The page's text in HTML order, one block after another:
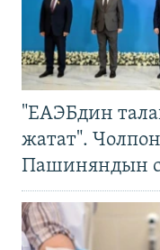
"ЕАЭБдин
жатат".
Пашиняндын